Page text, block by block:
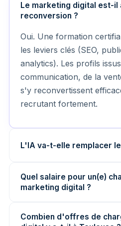
Le marketing digital est-il
reconversion ?
Oui. Une formation
les leviers clés (SEO,
analytics). Les profils
communication, de la
s'y reconvertissent
recrutant fortement.
L'IA va-t-elle remplacer
Quel salaire pour un(e)
marketing digital ?
Combien d'offres de